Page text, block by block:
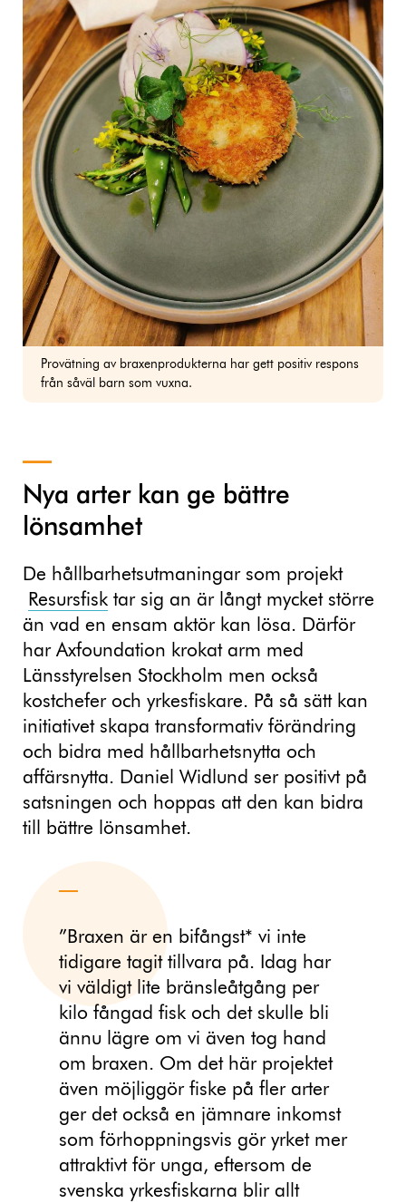
Provätning av braxenprodukterna har gett positiv respons
från såväl barn som vuxna.
Nya arter kan ge bättre
lönsamhet
De hållbarhetsutmaningar som projekt
Resursfisk tar sig an är långt mycket större
än vad en ensam aktör kan lösa. Därför
har Axfoundation krokat arm med
Länsstyrelsen Stockholm men också
kostchefer och yrkesfiskare. På så sätt kan
initiativet skapa transformativ förändring
och bidra med hållbarhetsnytta och
affärsnytta. Daniel Widlund ser positivt på
satsningen och hoppas att den kan bidra
till bättre lönsamhet.
”Braxen är en bifångst* vi inte
tidigare tagit tillvara på. Idag har
vi väldigt lite bränsleåtgång per
kilo fångad fisk och det skulle bli
ännu lägre om vi även tog hand
om braxen. Om det här projektet
även möjliggör fiske på fler arter
ger det också en jämnare inkomst
som förhoppningsvis gör yrket mer
attraktivt för unga, eftersom de
svenska yrkesfiskarna blir allt